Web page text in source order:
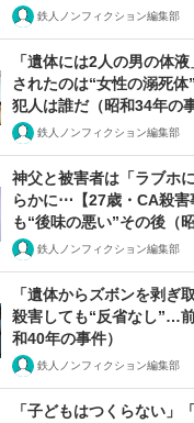
鉄人ノンフィクション編集部
「遺体には2人の男の体
されたのは“女性の溺死
犯人は誰だ（昭和34年の事
鉄人ノンフィクション編集部
神父と被害者は「ラブホ
らかに⋯【27歳・CA殺害
も“後味の悪い”その後（
鉄人ノンフィクション編集部
「遺体からズボンを剥ぎ
殺害しても“反省なし”…
和40年の事件）
鉄人ノンフィクション編集部
「子どもはつくらない」